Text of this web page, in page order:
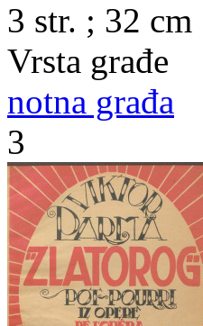
3 str. ; 32 cm
Vrsta građe
notna građa
3